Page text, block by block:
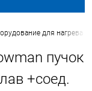
для нагрева
пучок
+соед.